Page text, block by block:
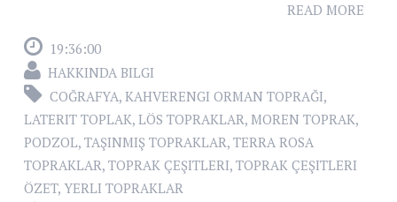
READ MORE
19:36:00
HAKKINDA BILGI
COĞRAFYA, KAHVERENGI ORMAN TOPRAĞI,
LATERIT TOPLAK, LÖS TOPRAKLAR, MOREN TOPRAK,
PODZOL, TAŞINMIŞ TOPRAKLAR, TERRA ROSA
TOPRAKLAR, TOPRAK ÇEŞITLERI, TOPRAK ÇEŞITLERI
ÖZET, YERLI TOPRAKLAR